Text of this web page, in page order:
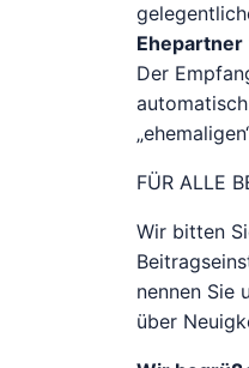
Ehepartner
Der
FÜR ALLE
Wir bitten
nennen Sie
über